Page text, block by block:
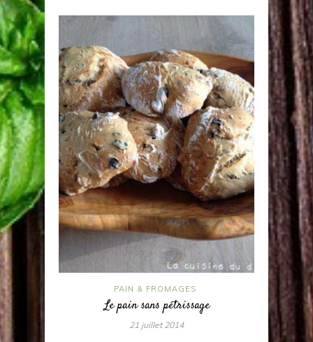
PAIN & FROMAGES
Le pain sans pétrissage
21 juillet 2014